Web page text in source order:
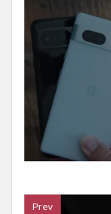
Prev